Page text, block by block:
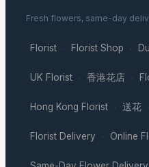
Fresh flowers, same-day
Florist · Florist Shop ·
UK Florist · 香港花店 ·
Hong Kong Florist · 送花 ·
Florist Delivery · Online